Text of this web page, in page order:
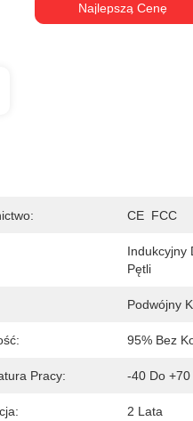
Najlepszą Cenę
CE  FCC
Indukcyjny
Pętli
Podwójny
95% Bez
Pracy: -40 Do
2 Lata